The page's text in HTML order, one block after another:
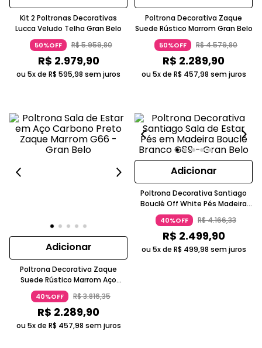
Kit 2 Poltronas Decorativas
Lucca Veludo Telha Gran Belo
50%OFF R$5.959,80
R$ 2.979,90
ou 5x de R$ 595,98 sem juros
Poltrona Decorativa Zaque
Suede Rústico Marrom Gran Belo
50%OFF R$4.579,80
R$ 2.289,90
ou 5x de R$ 457,98 sem juros
Adicionar
Poltrona Decorativa Zaque
Suede Rústico Marrom Aço
Carbono Gran Belo
40%OFF R$3.816,35
R$ 2.289,90
ou 5x de R$ 457,98 sem juros
Adicionar
Poltrona Decorativa Santiago
Bouclê Off White Pés Madeira
Gran Belo
40%OFF R$4.166,33
R$ 2.499,90
ou 5x de R$ 499,98 sem juros